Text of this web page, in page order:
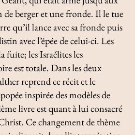
de berger et une fronde. Il le tue
qu’il lance avec sa fronde puis
avec l’épée de celui-ci. Les
fuite; les Israélites les
est totale. Dans les deux
reprend ce récit et le
inspirée des modèles de
livre est quant à lui consacré
Ce changement de thème